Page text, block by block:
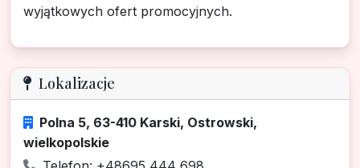
wyjątkowych ofert promocyjnych.
Lokalizacje
Polna 5, 63-410 Karski, Ostrowski,
wielkopolskie